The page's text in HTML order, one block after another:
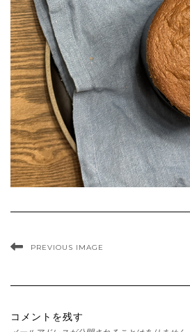
PREVIOUS IMAGE
コメントを残す